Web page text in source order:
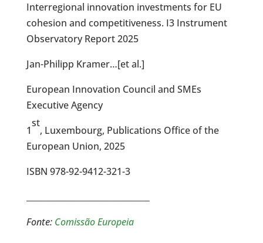
Interregional innovation investments for EU
cohesion and competitiveness. I3 Instrument
Observatory Report 2025
Jan-Philipp Kramer…[et al.]
European Innovation Council and SMEs
Executive Agency
1
st
, Luxembourg, Publications Office of the
European Union, 2025
ISBN 978-92-9412-321-3
Fonte: Comissão Europeia